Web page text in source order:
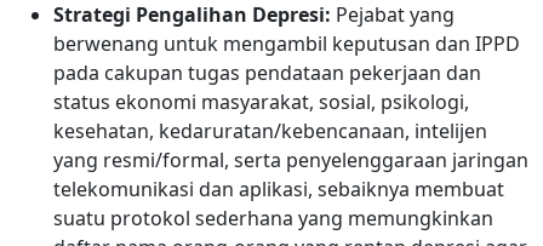
Strategi Pengalihan Depresi: Pejabat yang
berwenang untuk mengambil keputusan dan IPPD
pada cakupan tugas pendataan pekerjaan dan
status ekonomi masyarakat, sosial, psikologi,
kesehatan, kedaruratan/kebencanaan, intelijen
yang resmi/formal, serta penyelenggaraan jaringan
telekomunikasi dan aplikasi, sebaiknya membuat
suatu protokol sederhana yang memungkinkan